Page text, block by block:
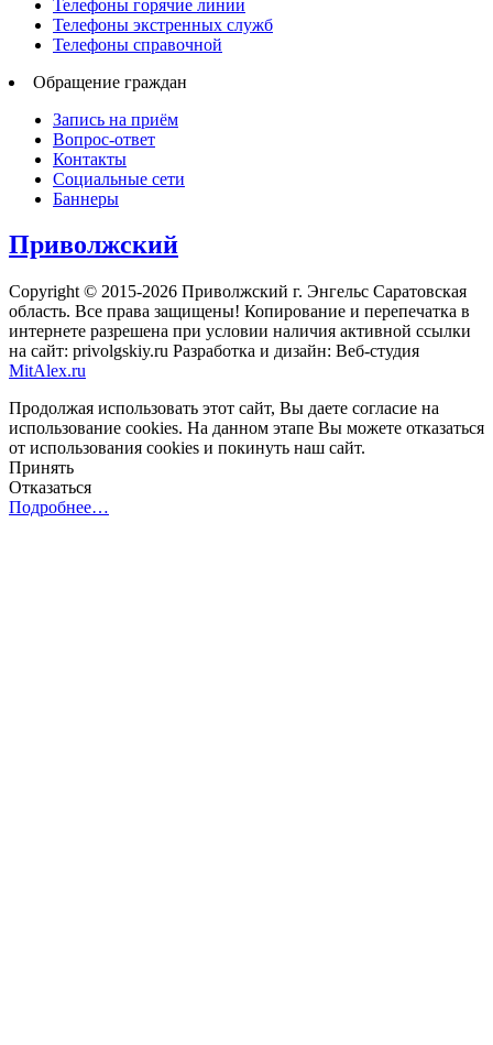
Телефоны горячие линии
Телефоны экстренных служб
Телефоны справочной
Обращение граждан
Запись на приём
Вопрос-ответ
Контакты
Социальные сети
Баннеры
Приволжский
Copyright © 2015-2026 Приволжский г. Энгельс Саратовская
область. Все права защищены! Копирование и перепечатка в
интернете разрешена при условии наличия активной ссылки
на сайт: privolgskiy.ru Разработка и дизайн: Веб-студия
MitAlex.ru
Продолжая использовать этот сайт, Вы даете согласие на
использование cookies. На данном этапе Вы можете отказаться
от использования cookies и покинуть наш сайт.
Принять
Отказаться
Подробнее…